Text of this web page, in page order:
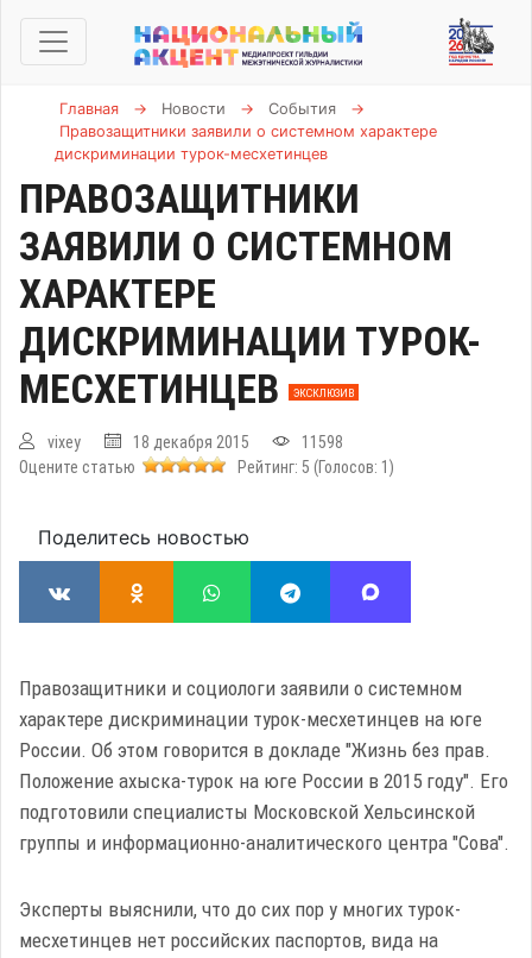
Главная → Новости → События
→
Правозащитники заявили о системном характере
дискриминации турок-месхетинцев
ПРАВОЗАЩИТНИКИ
ЗАЯВИЛИ О СИСТЕМНОМ
ХАРАКТЕРЕ
ДИСКРИМИНАЦИИ ТУРОК-
МЕСХЕТИНЦЕВ
ЭКСКЛЮЗИВ
vixey 18 декабря 2015
11598
Оцените статью
Рейтинг: 5 (Голосов: 1 )
Поделитесь новостью
Правозащитники и социологи заявили о системном
характере дискриминации турок-месхетинцев на юге
России. Об этом говорится в докладе "Жизнь без прав.
Положение ахыска-турок на юге России в 2015 году". Его
подготовили специалисты Московской Хельсинской
группы и информационно-аналитического центра "Сова".
Эксперты выяснили, что до сих пор у многих турок-
месхетинцев нет российских паспортов, вида на